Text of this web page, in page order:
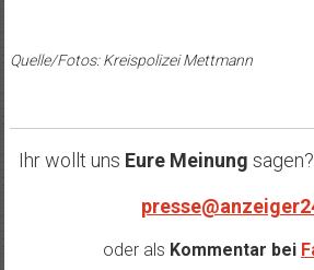
Quelle/Fotos: Kreispolizei Mettmann
Ihr wollt uns Eure Meinung
oder als Kommentar bei